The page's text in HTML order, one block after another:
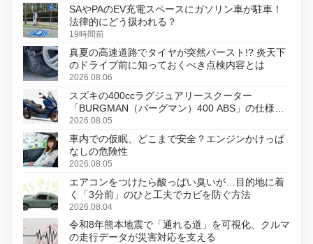
SAやPAのEV充電スペースにガソリン車が駐車！
法律的にどう扱われる？
19時間前
真夏の高速道路でタイヤが突然バースト!? 炎天下
のドライブ前に知っておくべき点検内容とは
2026.08.06
スズキの400ccラグジュアリースクーター
「BURGMAN（バーグマン）400 ABS」の仕様を
変更し、8月18日に発売
2026.08.05
車内での仮眠、どこまで安全？エンジンかけっぱ
なしの危険性
2026.08.05
エアコンをつけたら酸っぱい臭いが…目的地に着
く「3分前」のひと工夫でカビを防ぐ方法
2026.08.04
令和8年熊本地震で「通れる道」を可視化、クルマ
の走行データが災害対応を支える